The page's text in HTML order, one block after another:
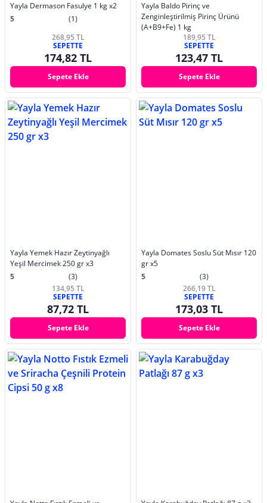
Yayla Dermason Fasulye 1 kg x2
5
(1)
268,95 TL
SEPETTE
174,82 TL
Sepete Ekle
Yayla Baldo Pirinç ve
Zenginleştirilmiş Pirinç Ürünü
(A+B9+Fe) 1 kg
189,95 TL
SEPETTE
123,47 TL
Sepete Ekle
Yayla Yemek Hazır Zeytinyağlı
Yeşil Mercimek 250 gr x3
5
(3)
134,95 TL
SEPETTE
87,72 TL
Sepete Ekle
Yayla Domates Soslu Süt Mısır 120
gr x5
5
(3)
266,19 TL
SEPETTE
173,03 TL
Sepete Ekle